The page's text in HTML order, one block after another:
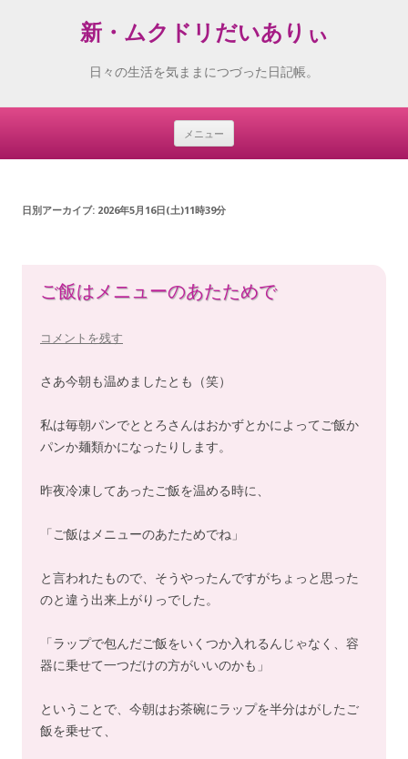
新・ムクドリだいありぃ
日々の生活を気ままにつづった日記帳。
メニュー
Skip
日別アーカイブ: 2026年5月16日(土)11時39分
ご飯はメニューのあたためで
コメントを残す
さあ今朝も温めましたとも（笑）
私は毎朝パンでととろさんはおかずとかによってご飯か
パンか麺類かになったりします。
昨夜冷凍してあったご飯を温める時に、
「ご飯はメニューのあたためでね」
と言われたもので、そうやったんですがちょっと思った
のと違う出来上がりっでした。
「ラップで包んだご飯をいくつか入れるんじゃなく、容
器に乗せて一つだけの方がいいのかも」
ということで、今朝はお茶碗にラップを半分はがしたご
飯を乗せて、